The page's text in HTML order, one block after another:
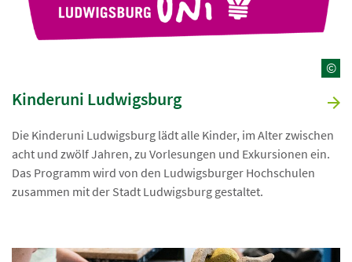
©
Kinderuni Ludwigsburg
Die Kinderuni Ludwigsburg lädt alle Kinder, im Alter zwischen
acht und zwölf Jahren, zu Vorlesungen und Exkursionen ein.
Das Programm wird von den Ludwigsburger Hochschulen
zusammen mit der Stadt Ludwigsburg gestaltet.